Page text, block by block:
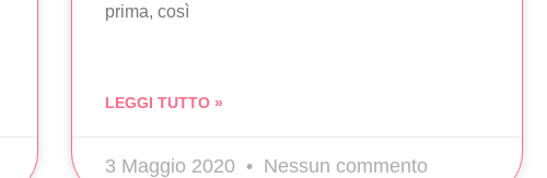
prima, così
LEGGI TUTTO »
3 Maggio 2020 Nessun commento